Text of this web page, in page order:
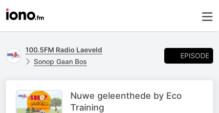
100.5FM Radio Laeveld
Sonop Gaan Bos
EPISODE
Nuwe geleenthede by Eco
Training